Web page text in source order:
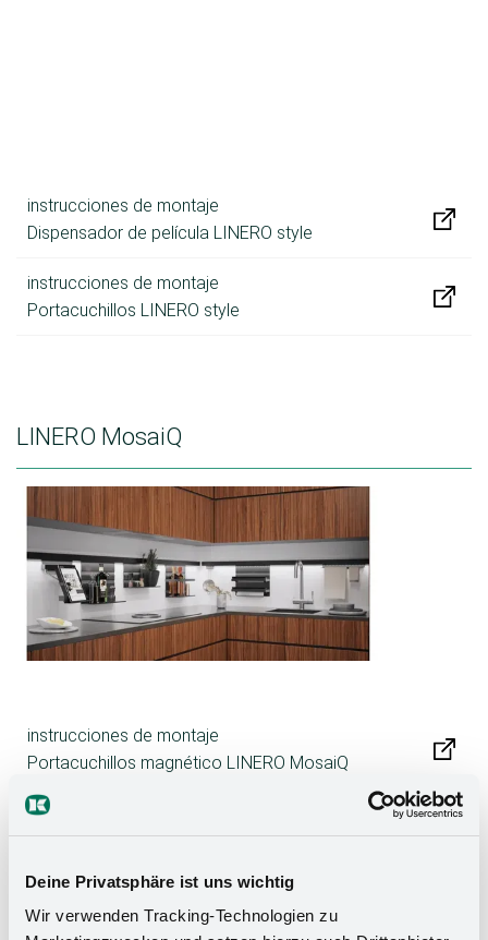
Deine Privatsphäre ist uns wichtig
Wir verwenden Tracking-Technologien zu
instrucciones de montaje
Dispensador de película LINERO style
instrucciones de montaje
Portacuchillos LINERO style
LINERO MosaiQ
instrucciones de montaje
Portacuchillos magnético LINERO MosaiQ
instrucciones de montaje
Portacuchillos LINERO MosaiQ
instrucciones de montaje
Dispensador de película LINERO MosaiQ